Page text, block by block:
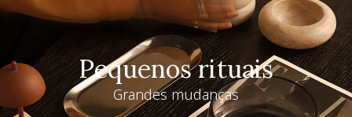
Pequenos rituais
Grandes mudanças